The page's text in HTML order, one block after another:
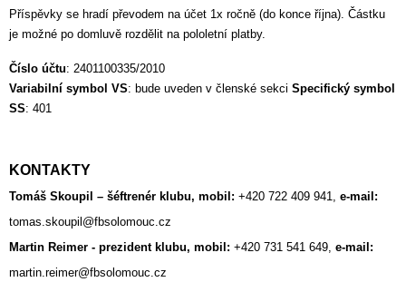
Příspěvky se hradí převodem na účet 1x ročně (do konce října). Částku
je možné po domluvě rozdělit na pololetní platby.
Číslo účtu: 2401100335/2010
Variabilní symbol VS: bude uveden v členské sekci Specifický symbol
SS: 401
KONTAKTY
Tomáš Skoupil – šéftrenér klubu, mobil: +420 722 409 941,
tomas.skoupil@fbsolomouc.cz
Martin Reimer - prezident klubu, mobil: +420 731 541 649,
martin.reimer@fbsolomouc.cz